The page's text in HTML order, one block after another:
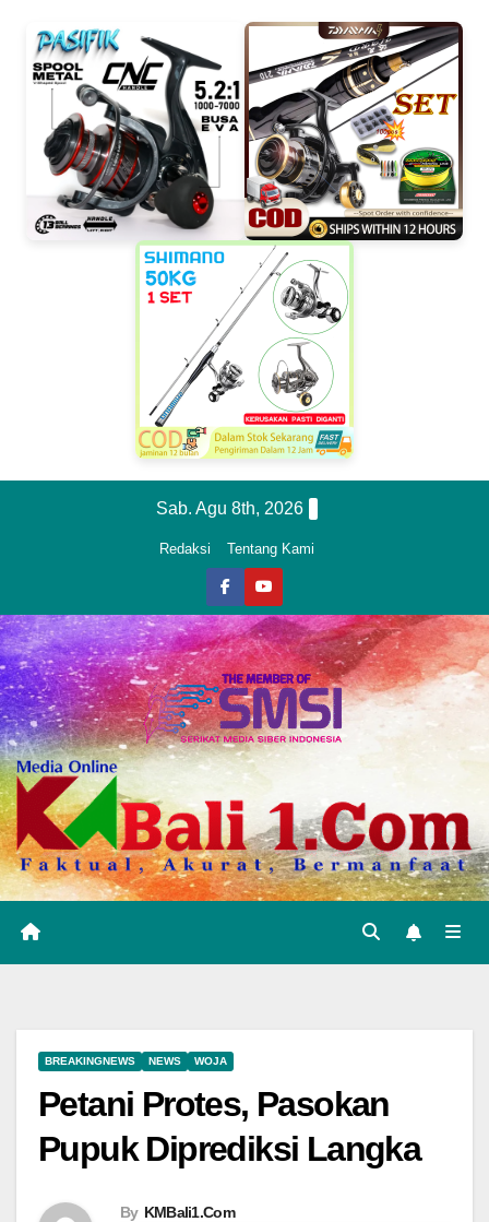
Sab. Agu 8th, 2026
Redaksi Tentang Kami
BREAKINGNEWS NEWS WOJA
Petani Protes, Pasokan
Pupuk Diprediksi Langka
By KMBali1.Com